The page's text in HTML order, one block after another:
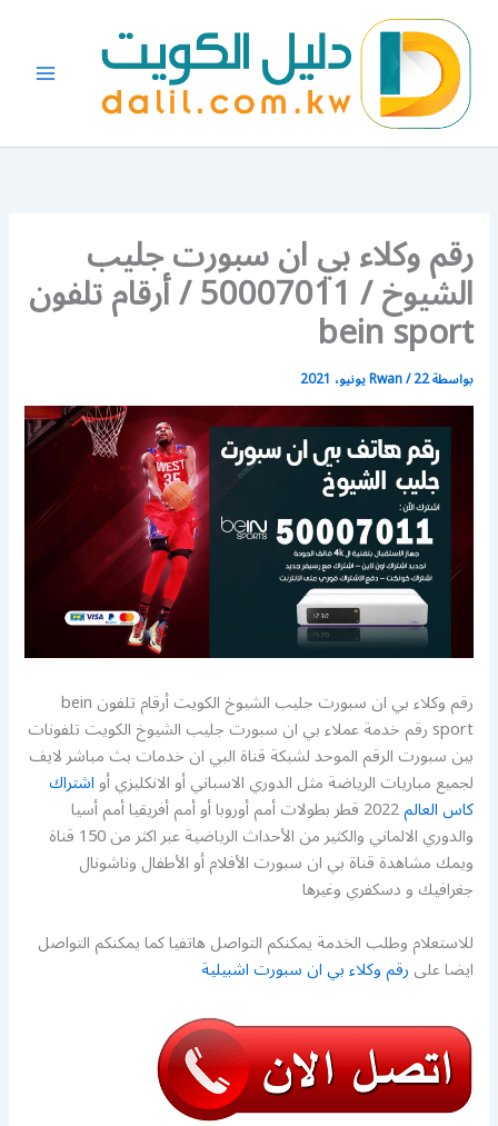
المحتوى
رقم وكلاء بي ان سبورت جليب
الشيوخ / 50007011 / أرقام تلفون
bein sport
بواسطة Rwan/22 يونيو، 2021
رقم وكلاء بي ان سبورت جليب الشيوخ الكويت أرقام تلفون bein
sport رقم خدمة عملاء بي ان سبورت جليب الشيوخ الكويت تلفونات
بين سبورت الرقم الموحد لشبكة قناة البي ان خدمات بث مباشر لايف
لجميع مباريات الرياضة مثل الدوري الاسباني أو الانكليزي أواشتراك
كاس العالم 2022 قطر بطولات أمم أوروبا أو أمم أفريقيا أمم أسيا
والدوري الالماني والكثير من الأحداث الرياضية عبر اكثر من 150 قناة
ويمك مشاهدة قناة بي ان سبورت الأفلام أو الأطفال وناشونال
جغرافيك و دسكفري وغيرها
للاستعلام وطلب الخدمة يمكنكم التواصل هاتفيا كما يمكنكم التواصل
ايضا علىرقم وكلاء بي ان سبورت اشبيلية